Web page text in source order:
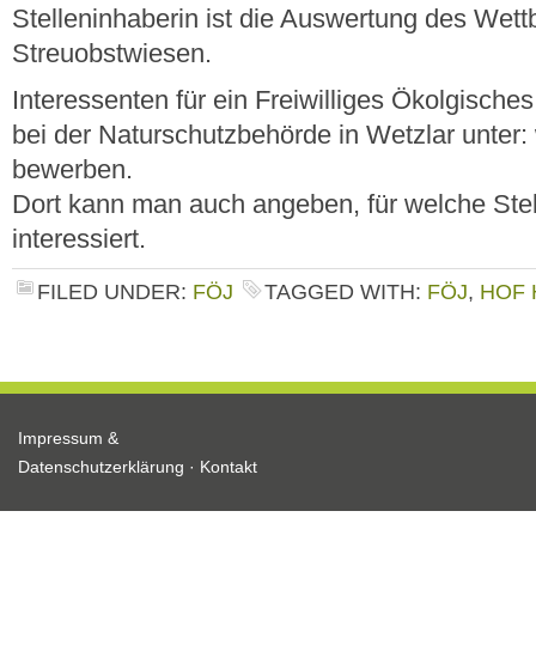
Stelleninhaberin ist die Auswertung des
Streuobstwiesen.
Interessenten für ein Freiwilliges
bei der Naturschutzbehörde in Wetzlar
bewerben.
Dort kann man auch angeben, für welche
interessiert.
FILED UNDER: FÖJ TAGGED WITH: FÖJ, HOF
Impressum &
Datenschutzerklärung · Kontakt